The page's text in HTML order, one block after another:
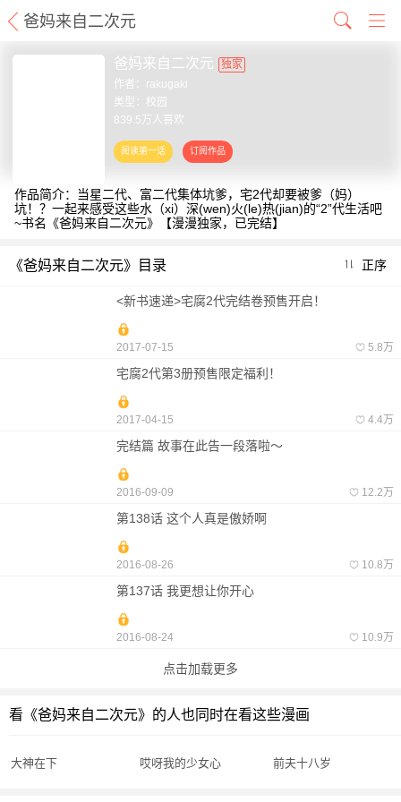
爸妈来自二次元
爸妈来自二次元
独家
作者： rakugaki
类型：校园
839.5万人喜欢
作品简介：当星二代、富二代集体坑爹，宅2代却要被爹（妈）
坑！？一起来感受这些水（xi）深(wen)火(le)热(jian)的“2”代生活吧
~书名《爸妈来自二次元》【漫漫独家，已完结】
《爸妈来自二次元》目录 正序
<新书速递>宅腐2代完结卷预售开启！
2017-07-15 5.8万
宅腐2代第3册预售限定福利！
2017-04-15 4.4万
完结篇 故事在此告一段落啦～
2016-09-09 12.2万
第138话 这个人真是傲娇啊
2016-08-26 10.8万
第137话 我更想让你开心
2016-08-24 10.9万
点击加载更多
看《爸妈来自二次元》的人也同时在看这些漫画
大神在下 哎呀我的少女心 前夫十八岁